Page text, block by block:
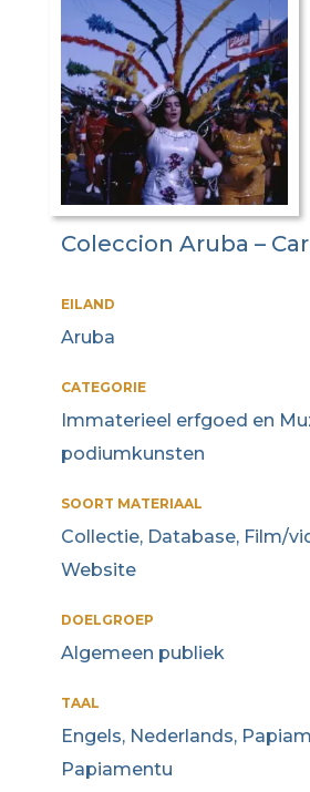
Coleccion Aruba –
EILAND
Aruba
CATEGORIE
Immaterieel erfgoed en
podiumkunsten
SOORT MATERIAAL
Collectie, Database, Film/
Website
DOELGROEP
Algemeen publiek
TAAL
Engels, Nederlands,
Papiamentu